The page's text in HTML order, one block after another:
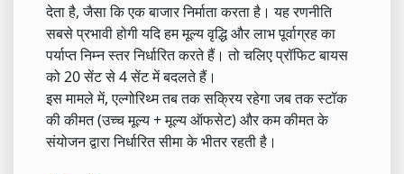
देता है, जैसा कि एक बाजार निर्माता करता है। यह रणनीति
सबसे प्रभावी होगी यदि हम मूल्य वृद्धि और लाभ पूर्वाग्रह का
पर्याप्त निम्न स्तर निर्धारित करते हैं। तो चलिए प्रॉफिट बायस
को 20 सेंट से 4 सेंट में बदलते हैं।
इस मामले में, एल्गोरिथ्म तब तक सक्रिय रहेगा जब तक स्टॉक
की कीमत (उच्च मूल्य + मूल्य ऑफसेट) और कम कीमत के
संयोजन द्वारा निर्धारित सीमा के भीतर रहती है।